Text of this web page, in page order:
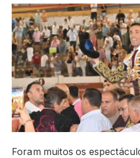
Foram muitos os